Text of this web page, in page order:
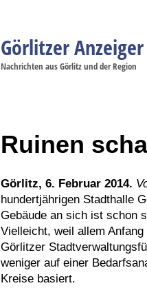
Görlitzer Anzeiger
Nachrichten aus Görlitz und der Region
Ruinen
Görlitz, 6. Februar 2014.
hundertjährigen Stadthalle
Gebäude an sich ist schon
Vielleicht, weil allem
Görlitzer
weniger auf einer
Kreise basiert.